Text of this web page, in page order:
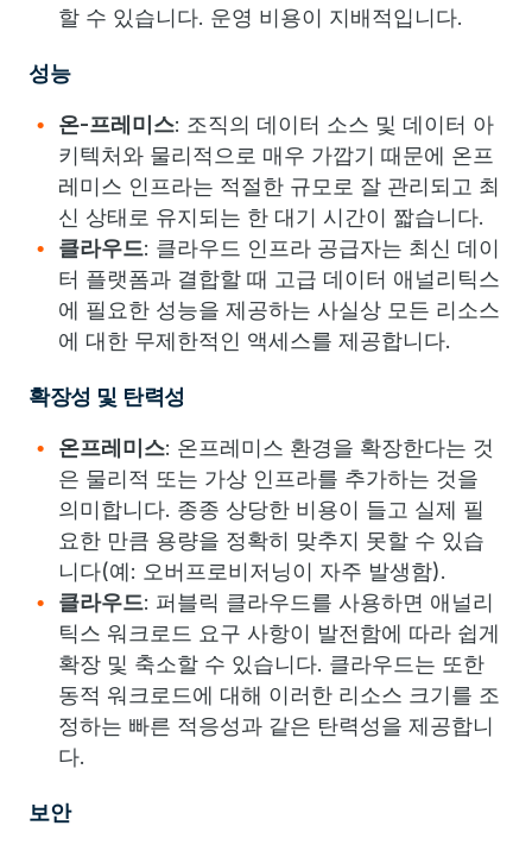
할 수 있습니다. 운영 비용이 지배적입니다.
성능
온-프레미스: 조직의 데이터 소스 및 데이터 아
키텍처와 물리적으로 매우 가깝기 때문에 온프
레미스 인프라는 적절한 규모로 잘 관리되고 최
신 상태로 유지되는 한 대기 시간이 짧습니다.
클라우드: 클라우드 인프라 공급자는 최신 데이
터 플랫폼과 결합할 때 고급 데이터 애널리틱스
에 필요한 성능을 제공하는 사실상 모든 리소스
에 대한 무제한적인 액세스를 제공합니다.
확장성 및 탄력성
온프레미스: 온프레미스 환경을 확장한다는 것
은 물리적 또는 가상 인프라를 추가하는 것을
의미합니다. 종종 상당한 비용이 들고 실제 필
요한 만큼 용량을 정확히 맞추지 못할 수 있습
니다(예: 오버프로비저닝이 자주 발생함).
클라우드: 퍼블릭 클라우드를 사용하면 애널리
틱스 워크로드 요구 사항이 발전함에 따라 쉽게
확장 및 축소할 수 있습니다. 클라우드는 또한
동적 워크로드에 대해 이러한 리소스 크기를 조
정하는 빠른 적응성과 같은 탄력성을 제공합니
다.
보안